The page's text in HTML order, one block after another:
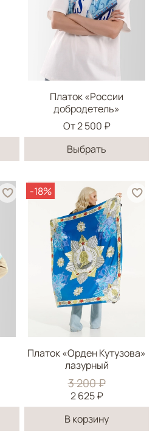
Платок «России
добродетель»
От2 500 ₽
Выбрать
-18%
Платок «Орден Кутузова»
лазурный
3 200 ₽
2 625 ₽
В корзину